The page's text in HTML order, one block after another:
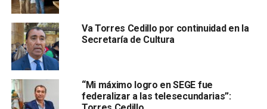
durante 2026
ambiental como
“Balsabon” , un jabón natural sin enjuague
elaborado con aceite reciclado; “Menstruación Digna”
Va Torres Cedillo por continuidad en la
Secretaría de Cultura
“Mi máximo logro en SEGE fue
federalizar a las telesecundarias”: